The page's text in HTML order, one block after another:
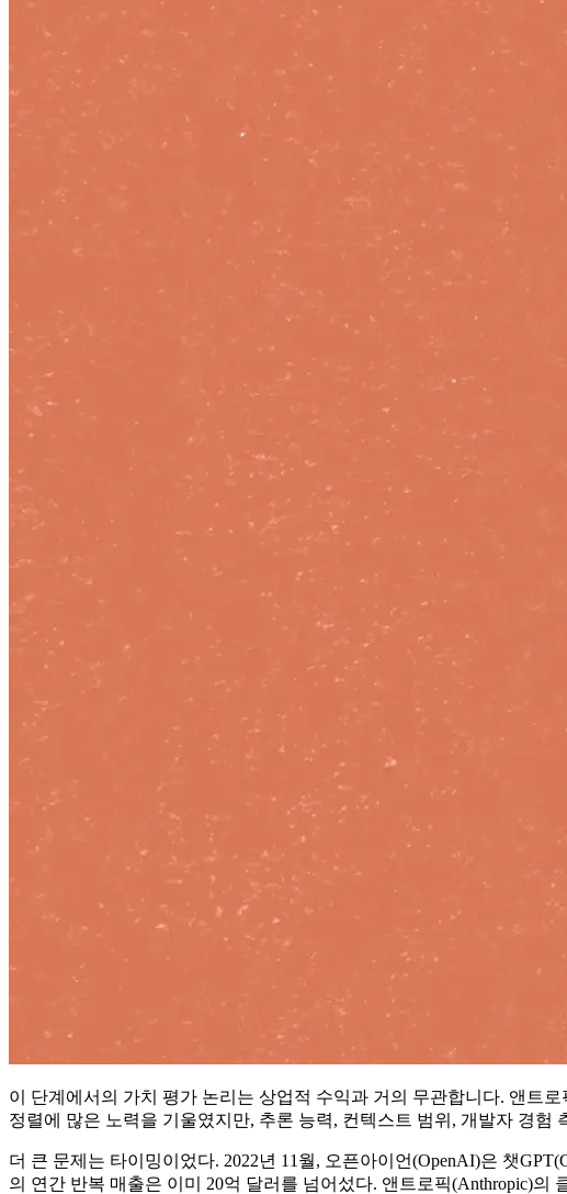
이 단계에서의 가치 평가 논리는 상업적 수익과 거의 무관합니다. 앤트
정렬에 많은 노력을 기울였지만, 추론 능력, 컨텍스트 범위, 개발자 경험
더 큰 문제는 타이밍이었다. 2022년 11월, 오픈아이언(OpenAI)은 챗
의 연간 반복 매출은 이미 20억 달러를 넘어섰다. 앤트로픽(Anthropic)의